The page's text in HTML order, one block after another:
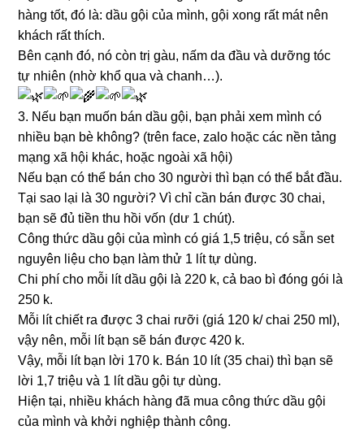
hàng tốt, đó là: dầu gội của mình, gội xong rất mát nên
khách rất thích.
Bên cạnh đó, nó còn trị gàu, nấm da đầu và dưỡng tóc
tự nhiên (nhờ khổ qua và chanh…).
3. Nếu bạn muốn bán dầu gội, bạn phải xem mình có
nhiều bạn bè không? (trên face, zalo hoặc các nền tảng
mạng xã hội khác, hoặc ngoài xã hội)
Nếu bạn có thể bán cho 30 người thì bạn có thể bắt đầu.
Tại sao lại là 30 người? Vì chỉ cần bán được 30 chai,
bạn sẽ đủ tiền thu hồi vốn (dư 1 chút).
Công thức dầu gội của mình có giá 1,5 triệu, có sẵn set
nguyên liệu cho bạn làm thử 1 lít tự dùng.
Chi phí cho mỗi lít dầu gội là 220 k, cả bao bì đóng gói là
250 k.
Mỗi lít chiết ra được 3 chai rưỡi (giá 120 k/ chai 250 ml),
vậy nên, mỗi lít bạn sẽ bán được 420 k.
Vậy, mỗi lít bạn lời 170 k. Bán 10 lít (35 chai) thì bạn sẽ
lời 1,7 triệu và 1 lít dầu gội tự dùng.
Hiện tại, nhiều khách hàng đã mua công thức dầu gội
của mình và khởi nghiệp thành công.